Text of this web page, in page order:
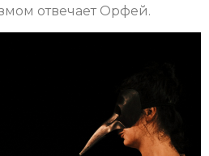
отвечает Орфей.